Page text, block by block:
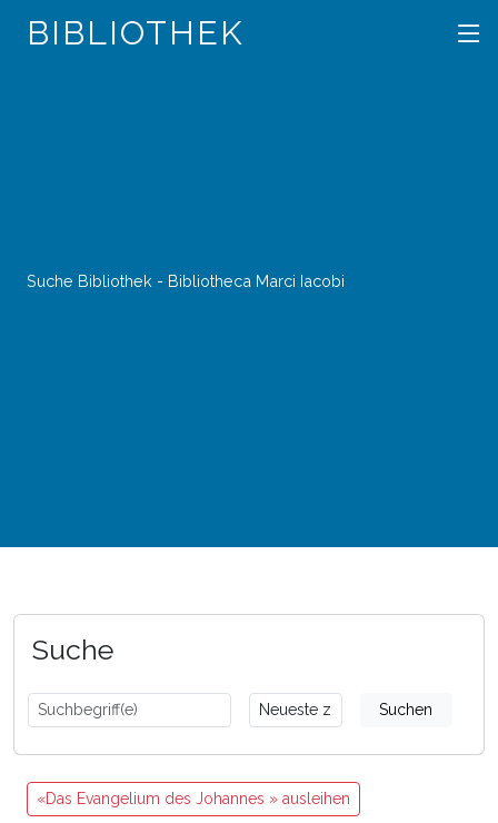
BIBLIOTHEK
Suche Bibliothek - Bibliotheca Marci Iacobi
Suche
Suchen
«Das Evangelium des Johannes » ausleihen